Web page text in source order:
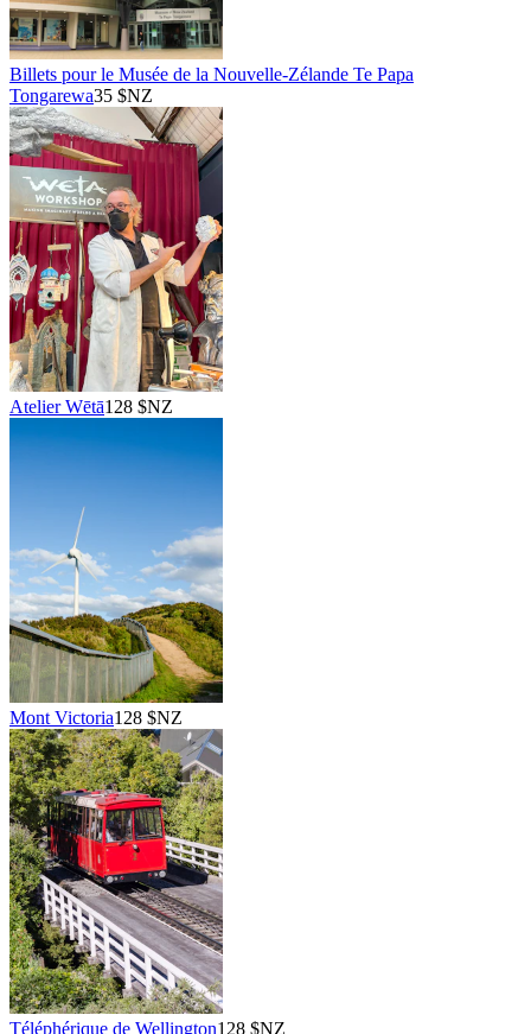
Billets pour le Musée de la Nouvelle-Zélande Te Papa
Tongarewa35 $NZ
Atelier Wētā128 $NZ
Mont Victoria128 $NZ
Téléphérique de Wellington128 $NZ